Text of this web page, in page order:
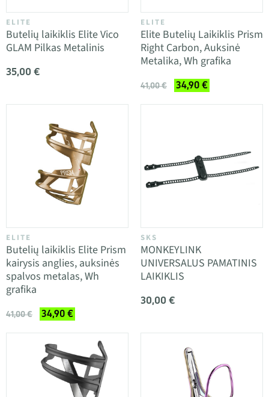
ELITE
Butelių laikiklis Elite Vico
GLAM Pilkas Metalinis
35,00 €
ELITE
Elite Butelių Laikiklis Prism
Right Carbon, Auksinė
Metalika, Wh grafika
41,00 € 34,90 €
ELITE
Butelių laikiklis Elite Prism
kairysis anglies, auksinės
spalvos metalas, Wh
grafika
41,00 € 34,90 €
SKS
MONKEYLINK
UNIVERSALUS PAMATINIS
LAIKIKLIS
30,00 €